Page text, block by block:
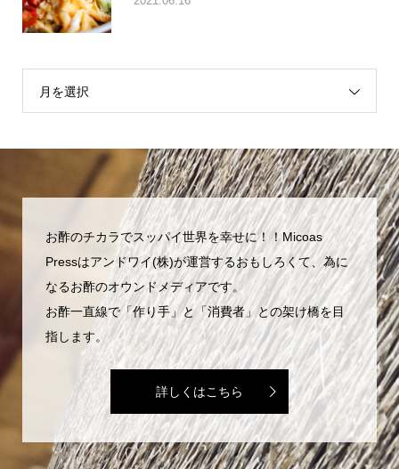
月を選択
お酢のチカラでスッパイ世界を幸せに！！Micoas
Pressはアンドワイ(株)が運営するおもしろくて、為に
なるお酢のオウンドメディアです。
お酢一直線で「作り手」と「消費者」との架け橋を目
指します。
詳しくはこちら